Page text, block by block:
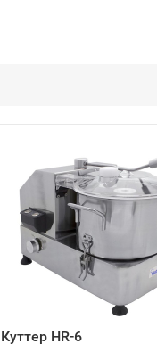
Куттер HR-6